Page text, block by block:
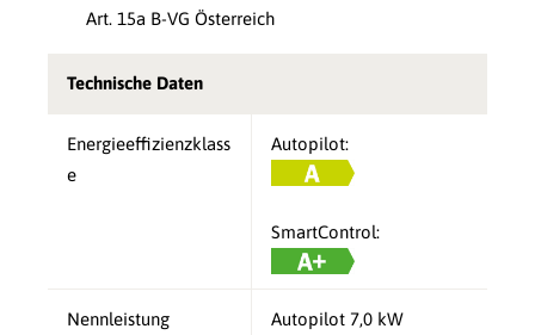
Art. 15a B-VG Österreich
Technische Daten
Energieeffizienzklass
e
Autopilot:
SmartControl:
Nennleistung Autopilot 7,0 kW